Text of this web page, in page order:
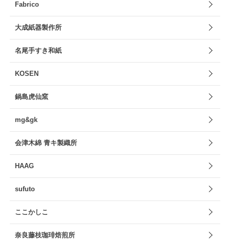
Fabrico
大成紙器製作所
名尾手すき和紙
KOSEN
鍋島虎仙窯
mg&gk
会津木綿 青キ製織所
HAAG
sufuto
ここかしこ
奈良藤枝珈琲焙煎所